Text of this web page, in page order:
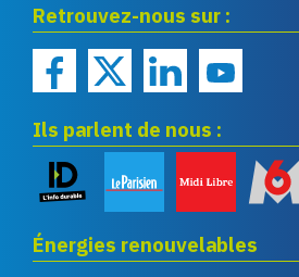
renouvelables
Retrouvez-nous sur :
Ils parlent de nous :
Énergies renouvelables